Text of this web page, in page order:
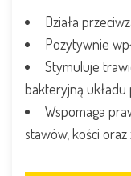
Działa
Pozytywnie
Stymuluje
bakteryjną
Wspomaga
stawów, kości